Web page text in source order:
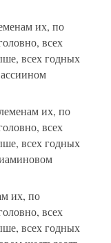
их, по
всех
всех годных
их, по
всех
всех годных
их, по
всех
всех годных